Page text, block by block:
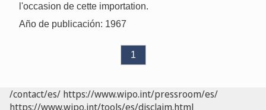
l'occasion de cette importation.
Año de publicación: 1967
1
/contact/es/ https://www.wipo.int/pressroom/es/
https://www.wipo.int/tools/es/disclaim.html